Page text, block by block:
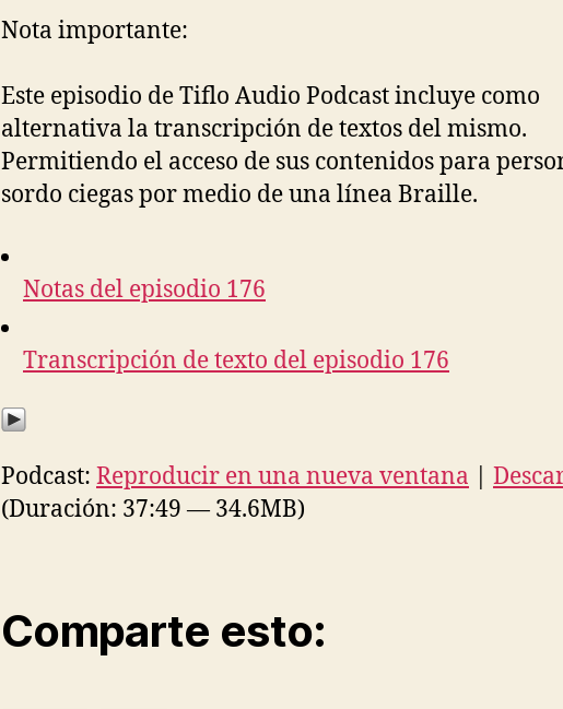
Nota importante:
Este episodio de Tiflo Audio Podcast incluye como
alternativa la transcripción de textos del mismo.
Permitiendo el acceso de sus contenidos para
sordo ciegas por medio de una línea Braille.
Notas del episodio 176
Transcripción de texto del episodio 176
Podcast: Reproducir en una nueva ventana
(Duración: 37:49 — 34.6MB)
Comparte esto: